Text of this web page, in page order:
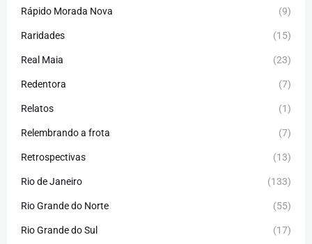
Rápido Morada Nova (9)
Raridades (15)
Real Maia (23)
Redentora (7)
Relatos (1)
Relembrando a frota (7)
Retrospectivas (13)
Rio de Janeiro (133)
Rio Grande do Norte (55)
Rio Grande do Sul (17)